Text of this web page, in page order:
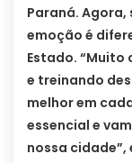
Paraná. Agora,
emoção é
Estado.
e treinando
melhor em
essencial e
nossa